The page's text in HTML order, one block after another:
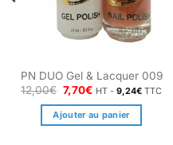
PN DUO Gel & Lacquer 009
12,00€ Le
prix
initial
était :
7,70€Le
actuel
est :
HT -9,24€ TTC
Ajouter au panier